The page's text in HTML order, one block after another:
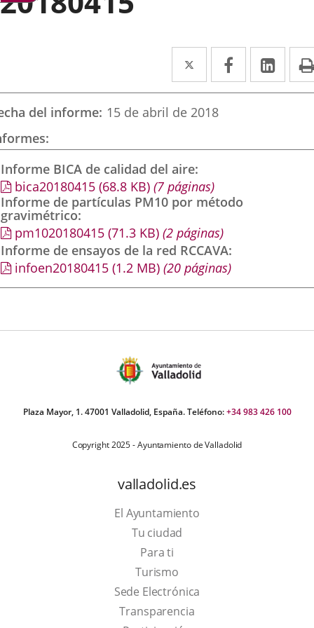
Twitter
Enlace
a
una
externa.
Facebook
Enlace
a
externa.
a
del informe 15 de abril de 2018
Informe BICA de calidad del aire
bica20180415 (68.8 KB) (7 páginas)
Informe de partículas PM10 por método
gravimétrico
pm1020180415 (71.3 KB) (2 páginas)
Informe de ensayos de la red RCCAVA
infoen20180415 (1.2 MB) (20 páginas)
Plaza Mayor, 1. 47001 Valladolid, España. Teléfono:+34 983 426 100
Copyright 2025 - Ayuntamiento de Valladolid
valladolid.es
El Ayuntamiento
Tu ciudad
Para ti
TurismoThis
link
will
Sede Electrónica
Transparencia